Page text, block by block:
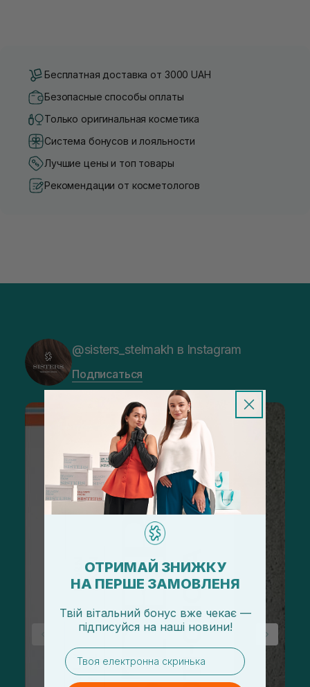
Бесплатная доставка от 3000 UAH
Безопасные способы оплаты
Только оригинальная косметика
Система бонусов и лояльности
Лучшие цены и топ товары
Рекомендации от косметологов
@sisters_stelmakh в Instagram
Подписаться
ОТРИМАЙ ЗНИЖКУ
НА ПЕРШЕ ЗАМОВЛЕНЯ
Твій вітальний бонус вже чекає —
підписуйся на наші новини!
email